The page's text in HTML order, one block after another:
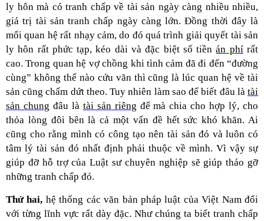
ly hôn mà có tranh chấp về tài sản ngày càng nhiều nhiều,
giá trị tài sản tranh chấp ngày càng lớn. Đồng thời đây là
mối quan hệ rất nhạy cảm, do đó quá trình giải quyết tài sản
ly hôn rất phức tạp, kéo dài và đặc biệt số tiềnán phírất
cao. Trong quan hệ vợ chồng khi tình cảm đã đi đến “đường
cùng” không thể nào cứu vãn thì cũng là lúc quan hệ về tài
sản cũng chấm dứt theo. Tuy nhiên làm sao để biết đâu là tài
sản chung đâu là tài sản riêng để mà chia cho hợp lý, cho
thỏa lòng đôi bên là cả một vấn đề hết sức khó khăn. Ai
cũng cho rằng mình có công tạo nên tài sản đó và luôn có
tâm lý tài sản đó nhất định phải thuộc về mình. Vì vậy sự
giúp đỡ hỗ trợ của Luật sư chuyên nghiệp sẽ giúp tháo gỡ
những tranh chấp đó.
Thứ hai, hệ thống các văn bản pháp luật của Việt Nam đối
với từng lĩnh vực rất dày đặc. Như chúng ta biết tranh chấp